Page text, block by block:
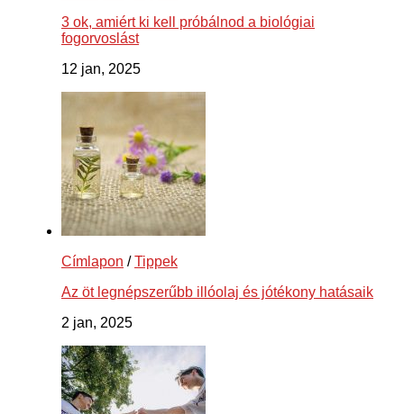
3 ok, amiért ki kell próbálnod a biológiai
fogorvoslást
12 jan, 2025
Címlapon /Tippek
Az öt legnépszerűbb illóolaj és jótékony hatásaik
2 jan, 2025